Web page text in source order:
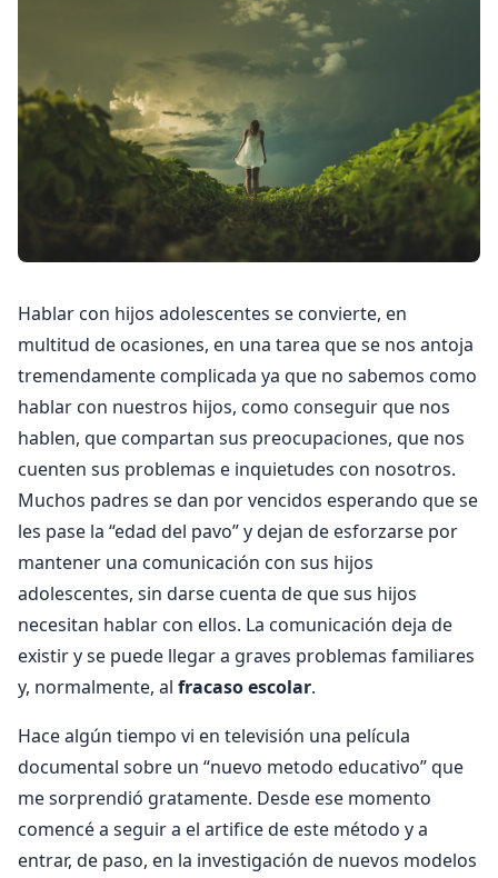
Hablar con hijos adolescentes se convierte, en
multitud de ocasiones, en una tarea que se nos antoja
tremendamente complicada ya que no sabemos como
hablar con nuestros hijos, como conseguir que nos
hablen, que compartan sus preocupaciones, que nos
cuenten sus problemas e inquietudes con nosotros.
Muchos padres se dan por vencidos esperando que se
les pase la “edad del pavo” y dejan de esforzarse por
mantener una comunicación con sus hijos
adolescentes, sin darse cuenta de que sus hijos
necesitan hablar con ellos. La comunicación deja de
existir y se puede llegar a graves problemas familiares
y, normalmente, al fracaso escolar.
Hace algún tiempo vi en televisión una película
documental sobre un “nuevo metodo educativo” que
me sorprendió gratamente. Desde ese momento
comencé a seguir a el artifice de este método y a
entrar, de paso, en la investigación de nuevos modelos